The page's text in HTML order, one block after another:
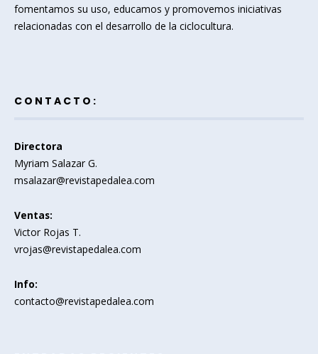
fomentamos su uso, educamos y promovemos iniciativas
relacionadas con el desarrollo de la ciclocultura.
CONTACTO:
Directora
Myriam Salazar G.
msalazar@revistapedalea.com
Ventas:
Victor Rojas T.
vrojas@revistapedalea.com
Info:
contacto@revistapedalea.com